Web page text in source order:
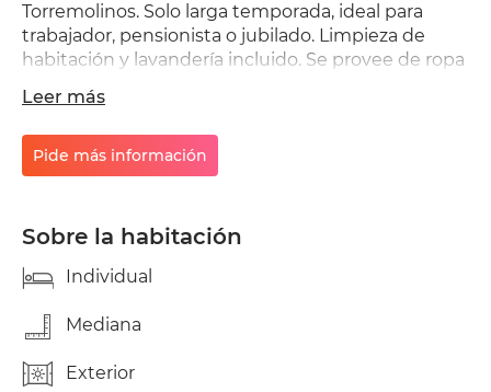
Torremolinos. Solo larga temporada, ideal para
trabajador, pensionista o jubilado. Limpieza de
habitación y lavandería incluido. Se provee de ropa
acondicionado, agua caliente, lavadora,
microondas, airfryer, cocina equipada, wifi y todas
las comodidades. No se permite fumar, hay
mascotas, cariñosas y juguetonas. Solo se pide
contrato de trabajo. PRECIO USO INDIVIDUAL 550
otros gastos). Si son dos personas en la habitación
Leer más
Pide más información
Sobre la habitación
Individual
Mediana
Exterior